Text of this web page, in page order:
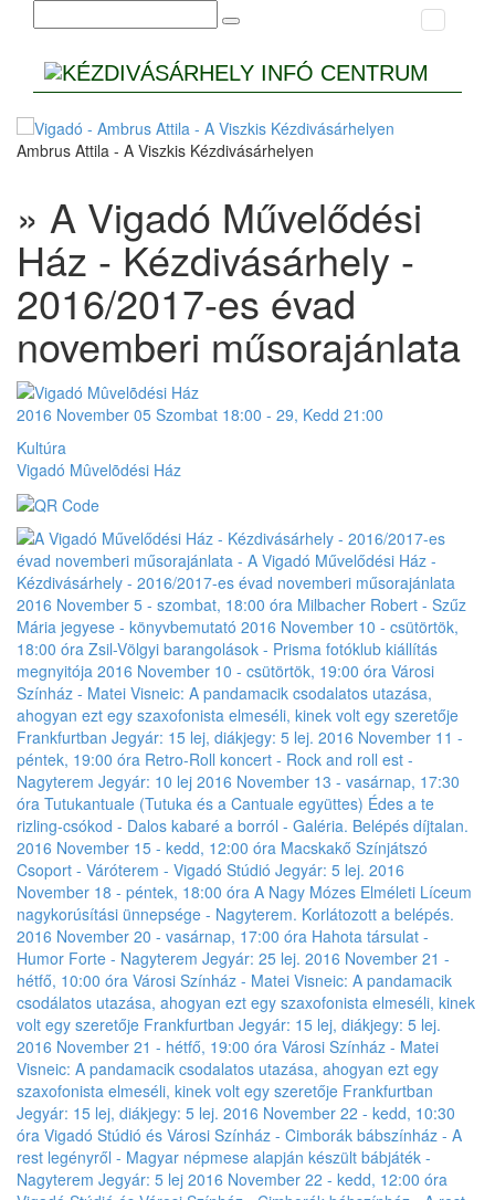
Ambrus Attila - A Viszkis Kézdivásárhelyen
» A Vigadó Művelődési
Ház - Kézdivásárhely -
2016/2017-es évad
novemberi műsorajánlata
2016 November 05 Szombat 18:00 - 29, Kedd 21:00
Kultúra
Vigadó Mûvelõdési Ház